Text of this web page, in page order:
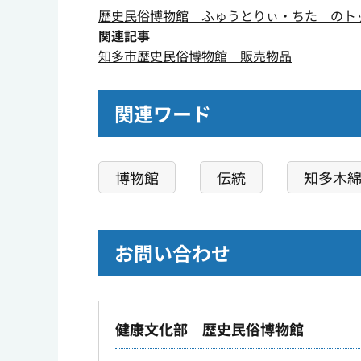
歴史民俗博物館 ふゅうとりぃ・ちた のト
関連記事
知多市歴史民俗博物館 販売物品
関連ワード
博物館 伝統 知多木綿
お問い合わせ
健康文化部 歴史民俗博物館